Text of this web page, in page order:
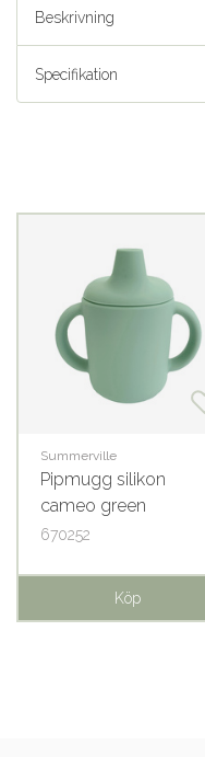
Beskrivning
Specifikation
Summerville
Pipmugg silikon
cameo green
670252
Köp